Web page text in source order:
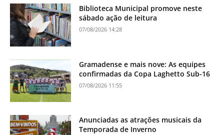
Biblioteca Municipal promove neste
sábado ação de leitura
07/08/2026 14:28
Gramadense e mais nove: As equipes
confirmadas da Copa Laghetto Sub-16
07/08/2026 11:55
Anunciadas as atrações musicais da
Temporada de Inverno